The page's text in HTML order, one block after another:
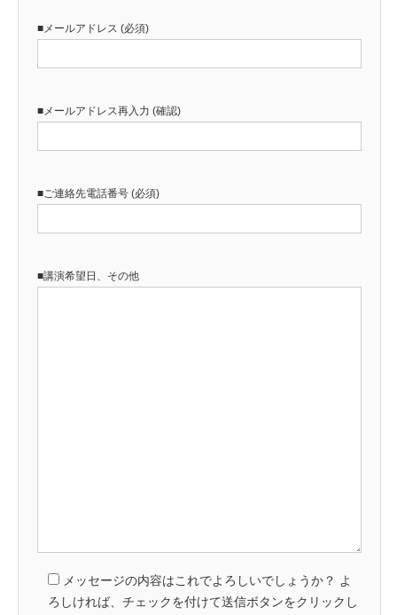
■メールアドレス (必須)
■メールアドレス再入力 (確認)
■ご連絡先電話番号 (必須)
■講演希望日、その他
メッセージの内容はこれでよろしいでしょうか？ よ
ろしければ、チェックを付けて送信ボタンをクリックし